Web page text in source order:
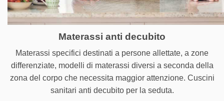
Materassi anti decubito
Materassi specifici destinati a persone allettate, a zone
differenziate, modelli di materassi diversi a seconda della
zona del corpo che necessita maggior attenzione. Cuscini
sanitari anti decubito per la seduta.